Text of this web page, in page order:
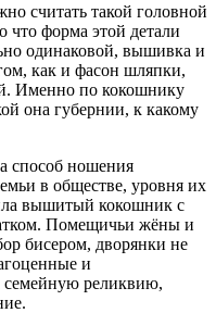
считать такой головной
что форма этой детали
одинаковой, вышивка и
как и фасон шляпки,
Именно по кокошнику
она губернии, к какому
способ ношения
в обществе, уровня их
вышитый кокошник с
Помещичьи жёны и
бисером, дворянки не
и
семейную реликвию,